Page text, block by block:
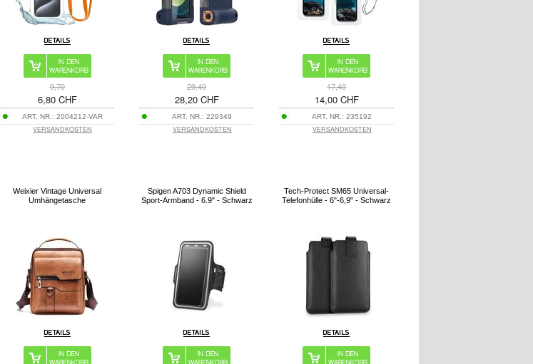
9,70
6,80 CHF
ART. NR.:2004212-VAR
VERSANDKOSTEN
29,40
28,20 CHF
ART. NR.:229349
VERSANDKOSTEN
17,40
14,00 CHF
ART. NR.:235192
VERSANDKOSTEN
Weixier Vintage Universal
Umhängetasche
Spigen A703 Dynamic Shield
Sport-Armband - 6.9" - Schwarz
Tech-Protect SM65 Universal-
Telefonhülle - 6"-6,9" - Schwarz